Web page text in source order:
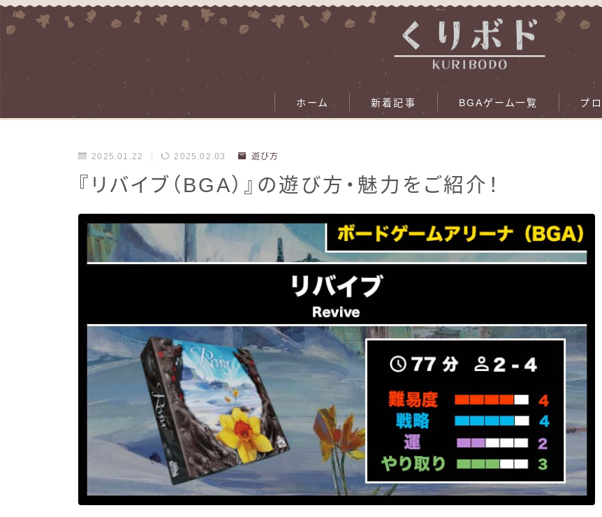
ホーム 新着記事 BGAゲーム一覧 プ
2025.01.22 2025.02.03 遊び方
『リバイブ（BGA）』の遊び方・魅力をご紹介！